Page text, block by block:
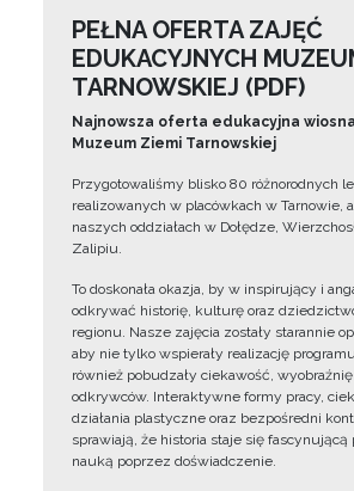
PEŁNA OFERTA ZAJĘĆ
EDUKACYJNYCH
TARNOWSKIEJ (PDF)
Najnowsza oferta edukacyjna
Muzeum Ziemi Tarnowskiej
Przygotowaliśmy blisko 80 różnorodnych
realizowanych w placówkach w Tarnowie,
naszych oddziałach w Dołędze,
Zalipiu.
To doskonała okazja, by w inspirujący i
odkrywać historię, kulturę oraz
regionu. Nasze zajęcia zostały starannie
aby nie tylko wspierały realizację
również pobudzały ciekawość,
odkrywców. Interaktywne formy pracy,
działania plastyczne oraz bezpośredni
sprawiają, że historia staje się fascynującą
nauką poprzez doświadczenie.